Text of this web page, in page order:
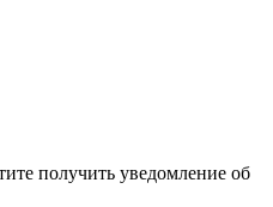
получить уведомление об